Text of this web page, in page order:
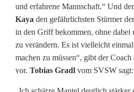
e
s
und erfahrene Mannschaft.“ Und
Kaya den gefährlichsten Stürmer
in den Griff bekommen, ohne dabei
zu verändern. Es ist vielleicht
machen zu müssen“, gibt der
vor. Tobias Gradl vom SVSW sagt: